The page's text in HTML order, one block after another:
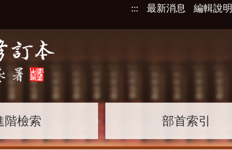
::: 最新消息 編輯說明
階檢索 部首索引